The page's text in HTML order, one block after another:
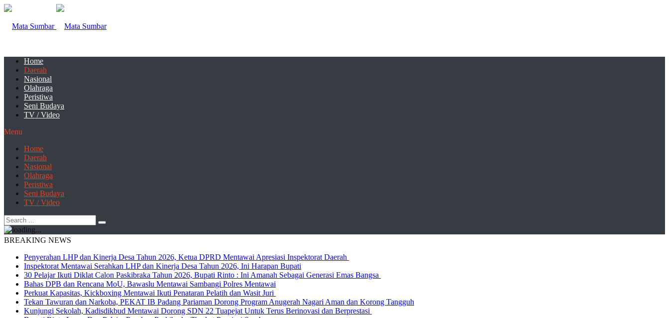
Home
Daerah
Nasional
Olahraga
Peristiwa
Seni Budaya
TV / Video
Menu
Home
Daerah
Nasional
Olahraga
Peristiwa
Seni Budaya
TV / Video
BREAKING NEWS
Penyerahan LHP dan Kinerja Desa Tahun 2026, Ketua DPRD Mentawai Apresiasi Inspektorat Daerah
Inspektorat Mentawai Serahkan LHP dan Kinerja Desa Tahun 2026, Ini Harapan Bupati
30 Pelajar Ikuti Diklat Calon Paskibraka Tahun 2026, Bupati Rinto : Ini Amanah Sebagai Generasi Emas Bangsa
Bahas DPB dan Rencana MoU, Bawaslu Mentawai Sambangi Polres Mentawai
Perkuat Kapasitas, Kickboxing Mentawai Ikuti Penataran Pelatih dan Wasit Juri
Tekan Tawuran dan Narkoba, PEKAT IB Padang Pariaman Dorong Program Anugerah Nagari Aman dan Korong Tangguh
Kunjungi Sekolah, Kadisdikbud Mentawai Dorong SDN 22 Tuapejat Untuk Terus Berinovasi dan Berprestasi